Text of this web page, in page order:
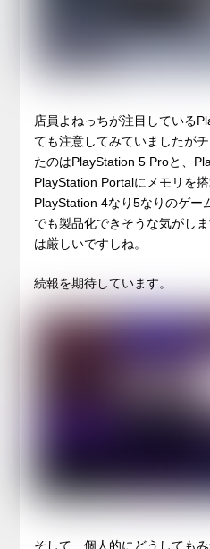
店員よねっちが注目している
ても注意してみていましたが
たのはPlayStation 5 Proと、
PlayStation Portalにメモリを
PlayStation 4なり5なりのゲー
でも製品化できそうな気がし
は厳しいですしね。
続報を期待しています。
そして、個人的にどうしても